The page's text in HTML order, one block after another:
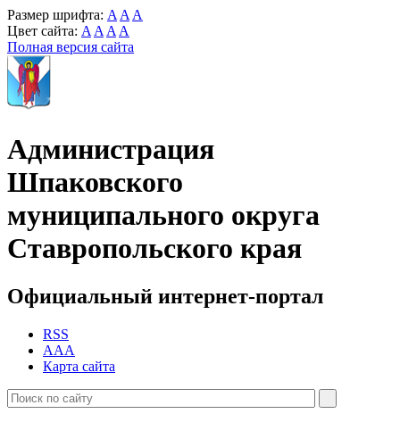
Размер шрифта: A A A
Цвет сайта: A A A A
Полная версия сайта
Администрация
Шпаковского
муниципального округа
Ставропольского края
Официальный интернет-портал
RSS
AAA
Карта сайта